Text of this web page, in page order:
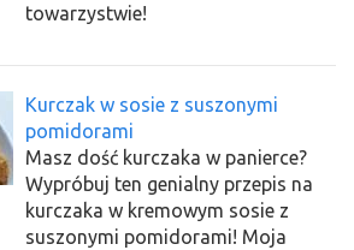
towarzystwie!
Kurczak w sosie z suszonymi
pomidorami
Masz dość kurczaka w panierce?
Wypróbuj ten genialny przepis na
kurczaka w kremowym sosie z
suszonymi pomidorami! Moja